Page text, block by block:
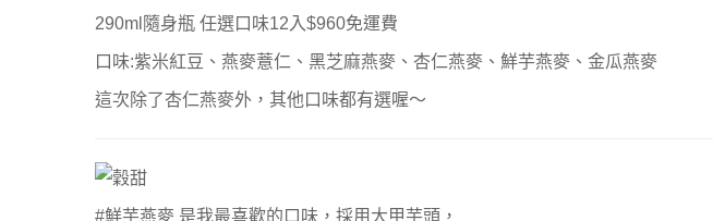
290ml隨身瓶 任選口味12入$960免運費
口味:紫米紅豆、燕麥薏仁、黑芝麻燕麥、杏仁燕麥、鮮芋燕麥、金瓜燕麥
這次除了杏仁燕麥外，其他口味都有選喔～
#鮮芋燕麥 是我最喜歡的口味，採用大甲芋頭，